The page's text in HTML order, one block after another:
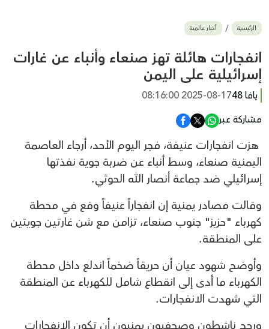
بيع وشراء
أخبار القدس
وفيات
المزيد
ارسل خبر
الرئيسية أخبار عالمية
انفجارات هائلة تهز صنعاء وأنباء عن غارات
إسرائيلية على اليمن
يافا 48
2025-08-17 08:16:00
مشاركة عبر
هزت انفجارات عنيفة، فجر اليوم الأحد، أرجاء العاصمة
اليمنية صنعاء، وسط أنباء عن ضربة جوية نفذتها
إسرائيلي ضد جماعة أنصار الله الحوثي.
وقالت مصادر يمنية إن انفجاراً عنيفاً وقع في محطة
كهرباء "حزيز" جنوب صنعاء، تزامن مع شن غارتين جويتين
على المنطقة.
وأوضح شهود عيان أن حريقاً ضخماً اندلع داخل محطة
الكهرباء ما أدى إلى انقطاع شامل للكهرباء عن المنطقة
التي شهدت الانفجارات.